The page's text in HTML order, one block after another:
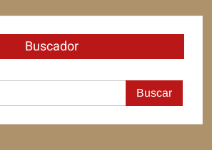
Buscador
Buscar: